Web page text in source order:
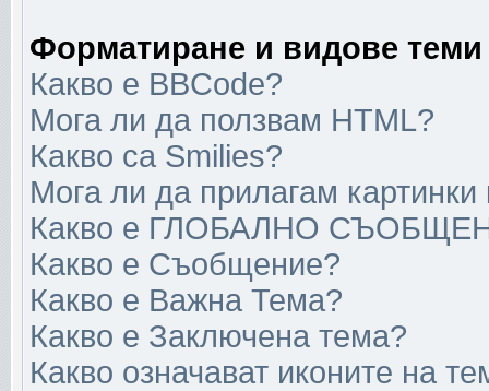
Форматиране и видове теми
Какво е BBCode?
Мога ли да ползвам HTML?
Какво са Smilies?
Мога ли да прилагам
Какво е ГЛОБАЛНО
Какво е Съобщение?
Какво е Важна Тема?
Какво е Заключена тема?
Какво означават иконите на